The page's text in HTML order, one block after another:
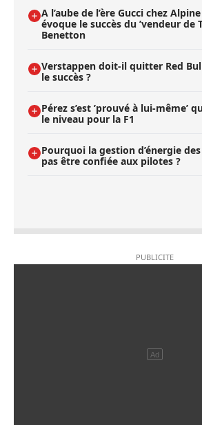
A l’aube de l’ère Gucci chez
évoque le succès du ’vendeur de
Benetton
Verstappen doit-il quitter Red
le succès ?
Pérez s’est ’prouvé à lui-même’
le niveau pour la F1
Pourquoi la gestion d’énergie
pas être confiée aux pilotes ?